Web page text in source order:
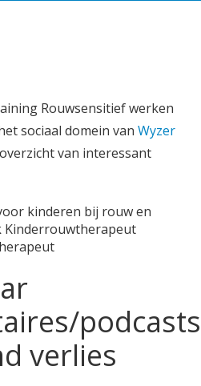
Rouwsensitief werken
sociaal domein van Wyzer
van interessant
podcasts
verlies